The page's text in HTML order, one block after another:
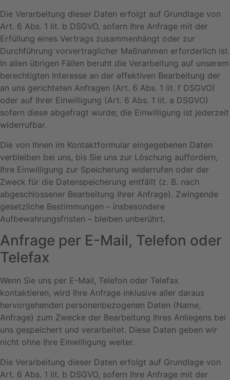
Die Verarbeitung dieser Daten erfolgt auf Grundlage von
Art. 6 Abs. 1 lit. b DSGVO, sofern Ihre Anfrage mit der
Erfüllung eines Vertrags zusammenhängt oder zur
Durchführung vorvertraglicher Maßnahmen erforderlich ist.
In allen übrigen Fällen beruht die Verarbeitung auf unserem
berechtigten Interesse an der effektiven Bearbeitung der
an uns gerichteten Anfragen (Art. 6 Abs. 1 lit. f DSGVO)
oder auf Ihrer Einwilligung (Art. 6 Abs. 1 lit. a DSGVO)
sofern diese abgefragt wurde; die Einwilligung ist jederzeit
widerrufbar.
Die von Ihnen im Kontaktformular eingegebenen Daten
verbleiben bei uns, bis Sie uns zur Löschung auffordern,
Ihre Einwilligung zur Speicherung widerrufen oder der
Zweck für die Datenspeicherung entfällt (z. B. nach
abgeschlossener Bearbeitung Ihrer Anfrage). Zwingende
gesetzliche Bestimmungen – insbesondere
Aufbewahrungsfristen – bleiben unberührt.
Anfrage per E-Mail, Telefon oder
Telefax
Wenn Sie uns per E-Mail, Telefon oder Telefax
kontaktieren, wird Ihre Anfrage inklusive aller daraus
hervorgehenden personenbezogenen Daten (Name,
Anfrage) zum Zwecke der Bearbeitung Ihres Anliegens bei
uns gespeichert und verarbeitet. Diese Daten geben wir
nicht ohne Ihre Einwilligung weiter.
Die Verarbeitung dieser Daten erfolgt auf Grundlage von
Art. 6 Abs. 1 lit. b DSGVO, sofern Ihre Anfrage mit der